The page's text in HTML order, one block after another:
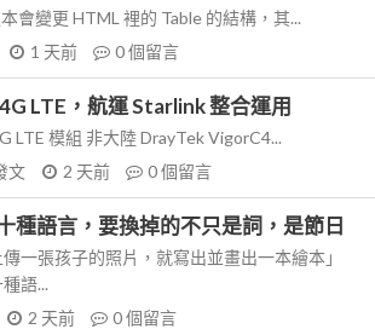
會變更 HTML 裡的 Table 的結構，其...
1 天前 0個留言
LTE，航運 Starlink 整合運用
LTE 模組 非大陸 DrayTek VigorC4...
文 2 天前 0個留言
種語言，要換掉的不只是詞，是節日
一張孩子的照片，就寫出並畫出一本繪本」
語...
2 天前 0個留言